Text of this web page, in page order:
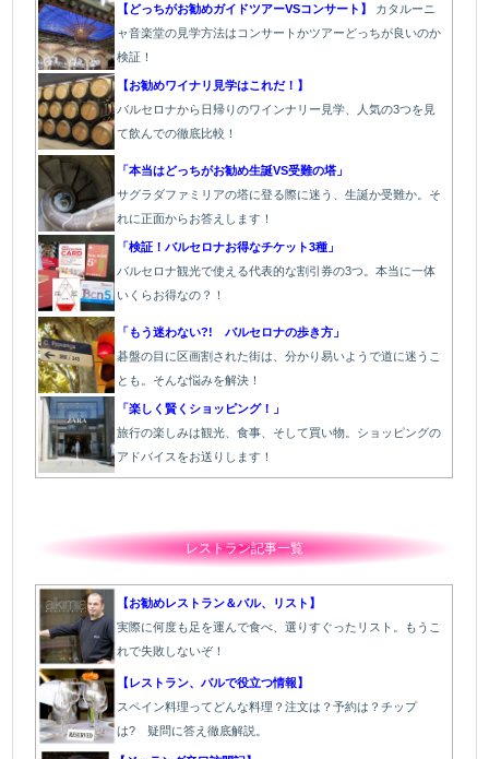
【どっちがお勧めガイドツアーVSコンサート】
カタルーニ
ャ音楽堂の見学方法はコンサートかツアーどっちが良いのか
検証！
【お勧めワイナリ見学はこれだ！】
バルセロナから日帰りのワインナリー見学、人気の3つを見
て飲んでの徹底比較！
「本当はどっちがお勧め生誕VS受難の塔」
サグラダファミリアの塔に登る際に迷う、生誕か受難か。そ
れに正面からお答えします！
「検証！バルセロナお得なチケット3種」
バルセロナ観光で使える代表的な割引券の3つ。本当に一体
いくらお得なの？！
「もう迷わない?! バルセロナの歩き方」
碁盤の目に区画割された街は、分かり易いようで道に迷うこ
とも。そんな悩みを解決！
「楽しく賢くショッピング！」
旅行の楽しみは観光、食事、そして買い物。ショッピングの
アドバイスをお送りします！
レストラン記事一覧
【お勧めレストラン＆バル、リスト】
実際に何度も足を運んで食べ、選りすぐったリスト。もうこ
れで失敗しないぞ！
【レストラン、バルで役立つ情報】
スペイン料理ってどんな料理？注文は？予約は？チップ
は? 疑問に答え徹底解説。